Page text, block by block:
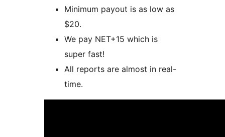
Minimum payout is as low as
$20.
We pay NET+15 which is
super fast!
All reports are almost in real-
time.